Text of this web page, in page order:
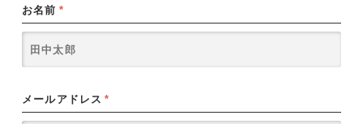
お名前 *
メールアドレス *